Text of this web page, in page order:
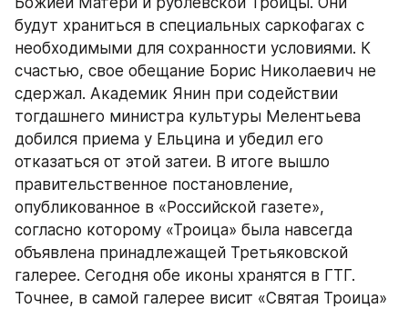
будут храниться в специальных саркофагах с
необходимыми для сохранности условиями. К
счастью, свое обещание Борис Николаевич не
сдержал. Академик Янин при содействии
тогдашнего министра культуры Мелентьева
добился приема у Ельцина и убедил его
отказаться от этой затеи. В итоге вышло
правительственное постановление,
опубликованное в «Российской газете»,
согласно которому «Троица» была навсегда
объявлена принадлежащей Третьяковской
галерее. Сегодня обе иконы хранятся в ГТГ.
Точнее, в самой галерее висит «Святая Троица»